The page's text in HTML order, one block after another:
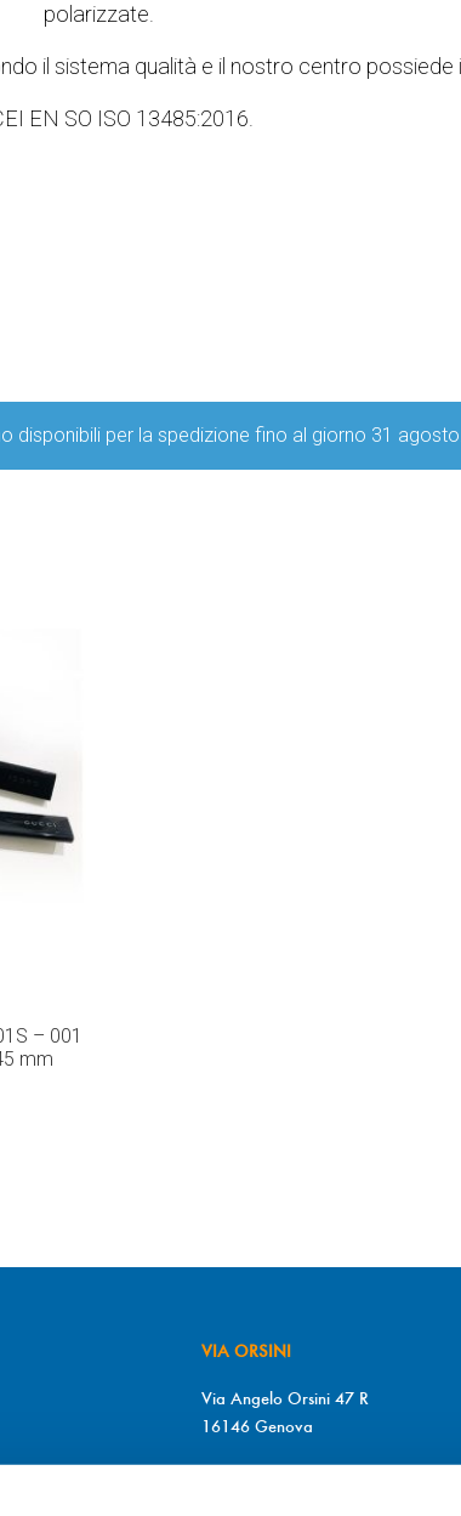
polarizzate.
il sistema qualità e il nostro centro
EN SO ISO 13485:2016.
per la spedizione fino al giorno 31 agosto.
– 001
mm
VIA ORSINI
Via Angelo Orsini 47 R
16146 Genova